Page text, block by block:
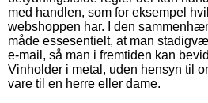
med handlen, som for eksempel
webshoppen har. I den
måde essesentielt, at man
e-mail, så man i fremtiden kan
Vinholder i metal, uden hensyn til
vare til en herre eller dame.